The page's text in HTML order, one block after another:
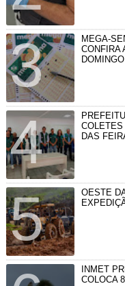
MEGA-
CONFIRA
DOMINGO
DAS
OESTE
INMET
COLOCA